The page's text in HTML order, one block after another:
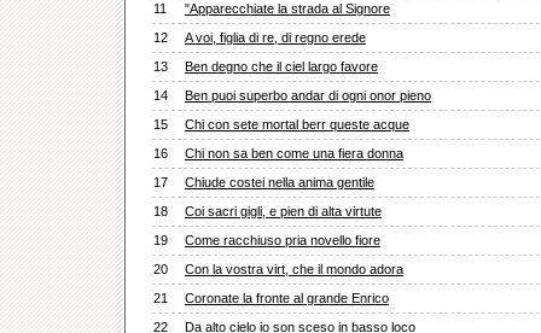
11
"Apparecchiate la strada al Signore
12
A voi, figlia di re, di regno erede
13
Ben degno che il ciel largo favore
14
Ben puoi superbo andar di ogni onor pieno
15
Chi con sete mortal berr queste acque
16
Chi non sa ben come una fiera donna
17
Chiude costei nella anima gentile
18
Coi sacri gigli, e pien di alta virtute
19
Come racchiuso pria novello fiore
20
Con la vostra virt, che il mondo adora
21
Coronate la fronte al grande Enrico
22
Da alto cielo io son sceso in basso loco